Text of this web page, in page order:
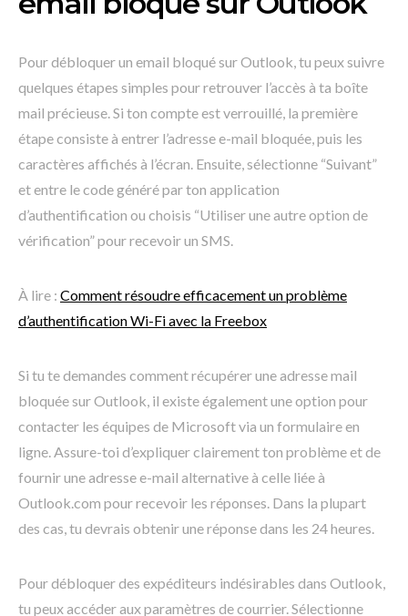
Pour débloquer un email bloqué sur Outlook, tu peux suivre
quelques étapes simples pour retrouver l’accès à ta boîte
mail précieuse. Si ton compte est verrouillé, la première
étape consiste à entrer l’adresse e-mail bloquée, puis les
caractères affichés à l’écran. Ensuite, sélectionne “Suivant”
et entre le code généré par ton application
d’authentification ou choisis “Utiliser une autre option de
vérification” pour recevoir un SMS.
À lire : Comment résoudre efficacement un problème
d’authentification Wi-Fi avec la Freebox
Si tu te demandes comment récupérer une adresse mail
bloquée sur Outlook, il existe également une option pour
contacter les équipes de Microsoft via un formulaire en
ligne. Assure-toi d’expliquer clairement ton problème et de
fournir une adresse e-mail alternative à celle liée à
Outlook.com pour recevoir les réponses. Dans la plupart
des cas, tu devrais obtenir une réponse dans les 24 heures.
Pour débloquer des expéditeurs indésirables dans Outlook,
tu peux accéder aux paramètres de courrier. Sélectionne